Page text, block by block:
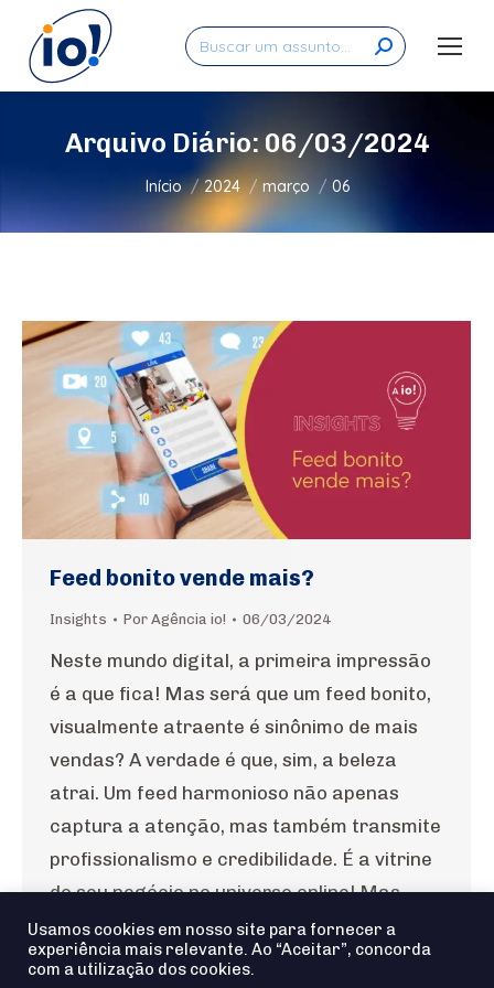
Search:
Arquivo Diário:06/03/2024
Você está aqui:
Início 2024 março 06
Feed bonito vende mais?
Insights Por Agência io! 06/03/2024
Neste mundo digital, a primeira impressão
é a que fica! Mas será que um feed bonito,
visualmente atraente é sinônimo de mais
vendas? A verdade é que, sim, a beleza
atrai. Um feed harmonioso não apenas
captura a atenção, mas também transmite
profissionalismo e credibilidade. É a vitrine
do seu negócio no universo online! Mas…
Usamos cookies em nosso site para fornecer a
experiência mais relevante. Ao “Aceitar”, concorda
com a utilização dos cookies.